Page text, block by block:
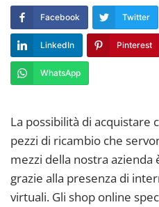
Facebook Twitter
LinkedIn Pinterest
WhatsApp
La possibilità di acquistare
pezzi di ricambio che
mezzi della nostra azienda
grazie alla presenza di
virtuali. Gli shop online